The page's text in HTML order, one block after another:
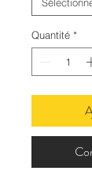
Quantité *